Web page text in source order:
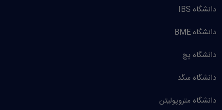
دانشگاه IBS
دانشگاه BME
دانشگاه پچ
دانشگاه سگد
دانشگاه متروپولیتن